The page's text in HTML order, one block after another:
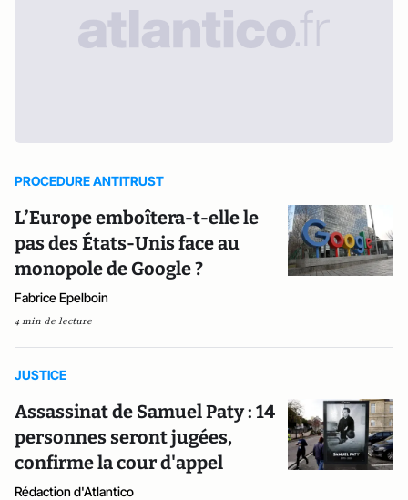
PROCEDURE ANTITRUST
L’Europe emboîtera-t-elle le
pas des États-Unis face au
monopole de Google ?
Fabrice Epelboin
4 min de lecture
JUSTICE
Assassinat de Samuel Paty : 14
personnes seront jugées,
confirme la cour d'appel
Rédaction d'Atlantico